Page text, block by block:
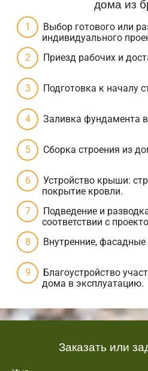
дома из
Выбор готового или
индивидуального
Приезд рабочих и
Подготовка к началу
Заливка фундамента
Сборка строения из
Устройство крыши:
покрытие кровли.
Подведение и
соответствии с
Внутренние,
Благоустройство
дома в эксплуатацию.
Заказать или